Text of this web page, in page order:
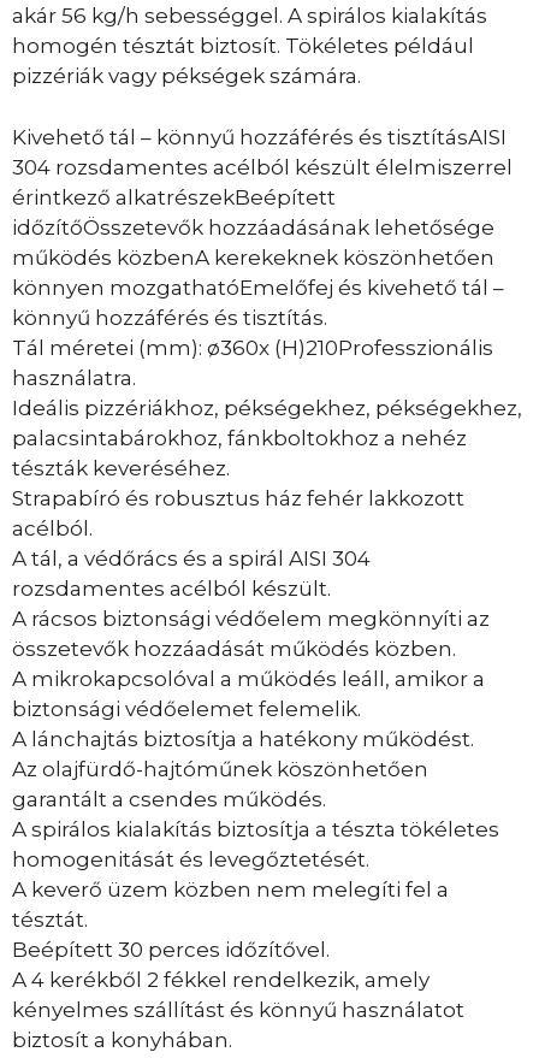
akár 56 kg/h sebességgel. A spirálos kialakítás
homogén tésztát biztosít. Tökéletes például
pizzériák vagy pékségek számára.
Kivehető tál – könnyű hozzáférés és tisztításAISI
304 rozsdamentes acélból készült élelmiszerrel
érintkező alkatrészekBeépített
időzítőÖsszetevők hozzáadásának lehetősége
működés közbenA kerekeknek köszönhetően
könnyen mozgathatóEmelőfej és kivehető tál –
könnyű hozzáférés és tisztítás.
Tál méretei (mm): ø360x (H)210Professzionális
használatra.
Ideális pizzériákhoz, pékségekhez, pékségekhez,
palacsintabárokhoz, fánkboltokhoz a nehéz
tészták keveréséhez.
Strapabíró és robusztus ház fehér lakkozott
acélból.
A tál, a védőrács és a spirál AISI 304
rozsdamentes acélból készült.
A rácsos biztonsági védőelem megkönnyíti az
összetevők hozzáadását működés közben.
A mikrokapcsolóval a működés leáll, amikor a
biztonsági védőelemet felemelik.
A lánchajtás biztosítja a hatékony működést.
Az olajfürdő-hajtóműnek köszönhetően
garantált a csendes működés.
A spirálos kialakítás biztosítja a tészta tökéletes
homogenitását és levegőztetését.
A keverő üzem közben nem melegíti fel a
tésztát.
Beépített 30 perces időzítővel.
A 4 kerékből 2 fékkel rendelkezik, amely
kényelmes szállítást és könnyű használatot
biztosít a konyhában.